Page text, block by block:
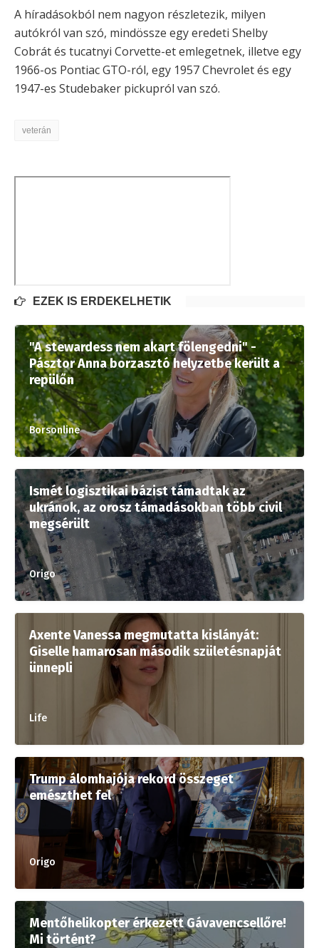
A híradásokból nem nagyon részletezik, milyen
autókról van szó, mindössze egy eredeti Shelby
Cobrát és tucatnyi Corvette-et emlegetnek, illetve egy
1966-os Pontiac GTO-ról, egy 1957 Chevrolet és egy
1947-es Studebaker pickupról van szó.
veterán
EZEK IS ÉRDEKELHETIK
"A stewardess nem akart fölengedni" -
Pásztor Anna borzasztó helyzetbe került a
repülőn
Borsonline
Ismét logisztikai bázist támadtak az
ukránok, az orosz támadásokban több civil
megsérült
Origo
Axente Vanessa megmutatta kislányát:
Giselle hamarosan második születésnapját
ünnepli
Life
Trump álomhajója rekord összeget
emészthet fel
Origo
Mentőhelikopter érkezett Gávavencsellőre!
Mi történt?